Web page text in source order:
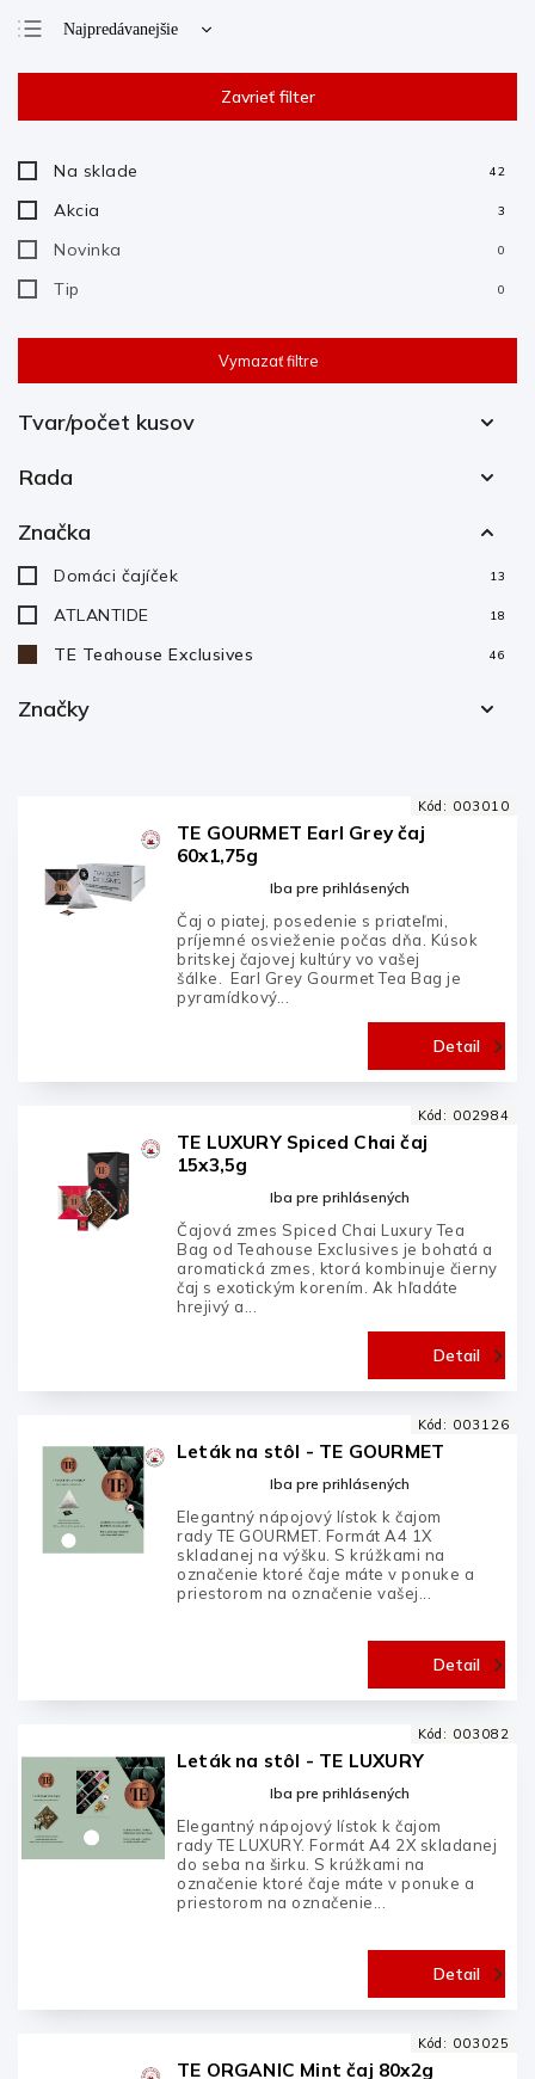
Najpredávanejšie
Zavrieť filter
Na sklade 42
Akcia 3
Novinka 0
Tip 0
Značky
Royal Gastro
TE Teahouse Exclusives
Tvar/počet kusov
15-16ks
Rada
TE LUXURY
Značka
Domáci čajíček 13
ATLANTIDE 18
TE Teahouse Exclusives 46
Vymazať filtre
TE GOURMET Earl Grey čaj
60x1,75g
Iba pre prihlásených
Detail
Čaj o piatej, posedenie s priateľmi,
príjemné osvieženie počas dňa. Kúsok
britskej čajovej kultúry vo vašej
šálke. Earl Grey Gourmet Tea Bag je
pyramídkový...
Kód: 003010
TE LUXURY Spiced Chai čaj
15x3,5g
Iba pre prihlásených
Detail
Čajová zmes Spiced Chai Luxury Tea
Bag od Teahouse Exclusives je bohatá a
aromatická zmes, ktorá kombinuje čierny
čaj s exotickým korením. Ak hľadáte
hrejivý a...
Kód: 002984
Leták na stôl - TE GOURMET
Iba pre prihlásených
Detail
Elegantný nápojový lístok k čajom
rady TE GOURMET. Formát A4 1X
skladanej na výšku. S krúžkami na
označenie ktoré čaje máte v ponuke a
priestorom na označenie vašej...
Kód: 003126
Leták na stôl - TE LUXURY
Iba pre prihlásených
Detail
Elegantný nápojový lístok k čajom
rady TE LUXURY. Formát A4 2X skladanej
do seba na širku. S krúžkami na
označenie ktoré čaje máte v ponuke a
priestorom na označenie...
Kód: 003082
TE ORGANIC Mint čaj 80x2g
Kód: 003025